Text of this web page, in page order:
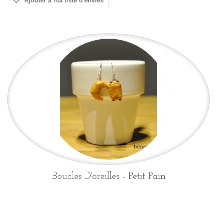
Boucles D'oreilles - Petit Pain